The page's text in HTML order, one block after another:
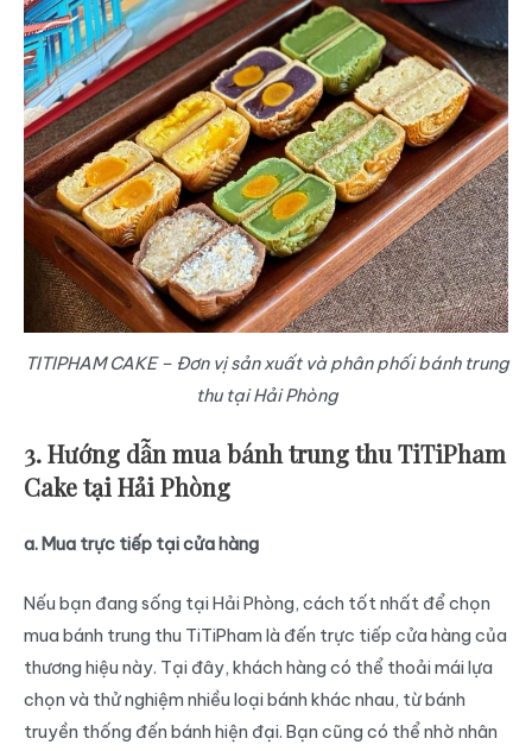
TITIPHAM CAKE – Đơn vị sản xuất và phân phối bánh trung
thu tại Hải Phòng
3. Hướng dẫn mua bánh trung thu TiTiPham
Cake tại Hải Phòng
a. Mua trực tiếp tại cửa hàng
Nếu bạn đang sống tại Hải Phòng, cách tốt nhất để chọn
mua bánh trung thu TiTiPham là đến trực tiếp cửa hàng của
thương hiệu này. Tại đây, khách hàng có thể thoải mái lựa
chọn và thử nghiệm nhiều loại bánh khác nhau, từ bánh
truyền thống đến bánh hiện đại. Bạn cũng có thể nhờ nhân